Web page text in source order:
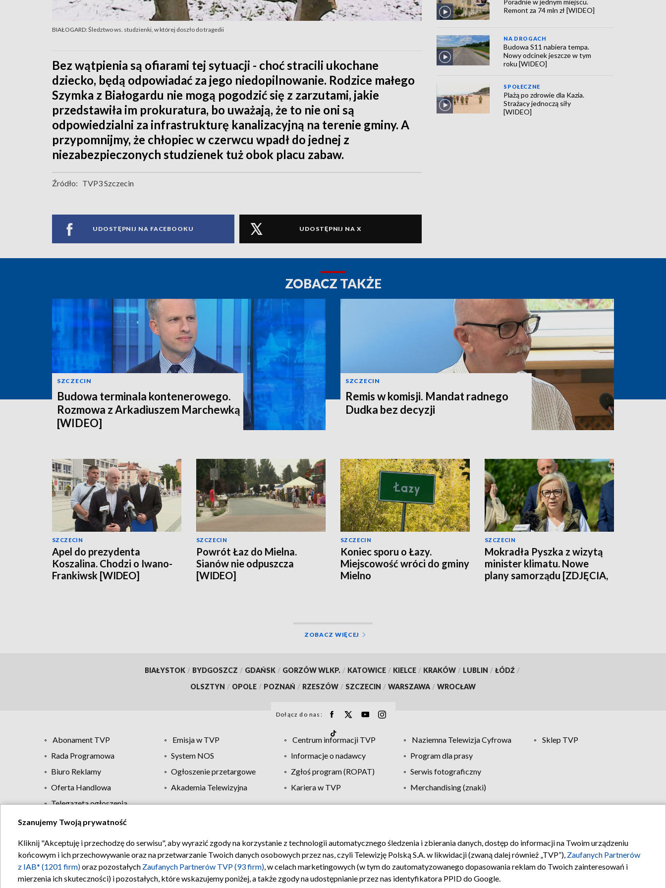
BIAŁOGARD: Śledztwo ws. studzienki, w której doszło do tragedii
Bez wątpienia są ofiarami tej sytuacji - choć stracili ukochane
dziecko, będą odpowiadać za jego niedopilnowanie. Rodzice małego
Szymka z Białogardu nie mogą pogodzić się z zarzutami, jakie
przedstawiła im prokuratura, bo uważają, że to nie oni są
odpowiedzialni za infrastrukturę kanalizacyjną na terenie gminy. A
przypomnijmy, że chłopiec w czerwcu wpadł do jednej z
niezabezpieczonych studzienek tuż obok placu zabaw.
Źródło: TVP3 Szczecin
UDOSTĘPNIJ NA FACEBOOKU UDOSTĘPNIJ NA X
Remont za 74 mln zł [WIDEO]
NA DROGACH
Budowa S11 nabiera tempa.
Nowy odcinek jeszcze w tym
roku [WIDEO]
SPOŁECZNE
Plażą po zdrowie dla Kazia.
Strażacy jednoczą siły
[WIDEO]
ZOBACZ TAKŻE
SZCZECIN
Budowa terminala kontenerowego.
Rozmowa z Arkadiuszem Marchewką
[WIDEO]
SZCZECIN
Remis w komisji. Mandat radnego
Dudka bez decyzji
SZCZECIN
Apel do prezydenta
Koszalina. Chodzi o Iwano-
Frankiwsk [WIDEO]
SZCZECIN
Powrót Łaz do Mielna.
Sianów nie odpuszcza
[WIDEO]
SZCZECIN
Koniec sporu o Łazy.
Miejscowość wróci do gminy
Mielno
SZCZECIN
Mokradła Pyszka z wizytą
minister klimatu. Nowe
plany samorządu [ZDJĘCIA,
ZOBACZ WIĘCEJ
BIAŁYSTOK / BYDGOSZCZ / GDAŃSK / GORZÓW WLKP. / KATOWICE / KIELCE / KRAKÓW / LUBLIN / ŁÓDŹ /
OLSZTYN / OPOLE / POZNAŃ / RZESZÓW / SZCZECIN / WARSZAWA / WROCŁAW
Dołącz do nas:
Abonament TVP Emisja w TVP Centrum informacji TVP Naziemna Telewizja Cyfrowa
Sklep TVP
Rada Programowa
System NOS Informacje o nadawcy
Program dla prasy
Biuro Reklamy
Ogłoszenie przetargowe Zgłoś program (ROPAT)
Serwis fotograficzny
Oferta Handlowa
Akademia Telewizyjna Kariera w TVP
Merchandising (znaki)
Telegazeta ogłoszenia
Regulamin TVP Polityka prywatności Moje zgody Pomoc Biuro reklamy Kontakt
Szanujemy Twoją prywatność
Kliknij "Akceptuję i przechodzę do serwisu", aby wyrazić zgody na korzystanie z technologii automatycznego śledzenia i zbierania danych, dostęp do informacji na Twoim urządzeniu
końcowym i ich przechowywanie oraz na przetwarzanie Twoich danych osobowych przez nas, czyli Telewizję Polską S.A. w likwidacji (zwaną dalej również „TVP”), Zaufanych Partnerów
z IAB* (1201 firm)oraz pozostałych Zaufanych Partnerów TVP (93 firm), w celach marketingowych (w tym do zautomatyzowanego dopasowania reklam do Twoich zainteresowań i
mierzenia ich skuteczności) i pozostałych, które wskazujemy poniżej, a także zgody na udostępnianie przez nas identyfikatora PPID do Google.